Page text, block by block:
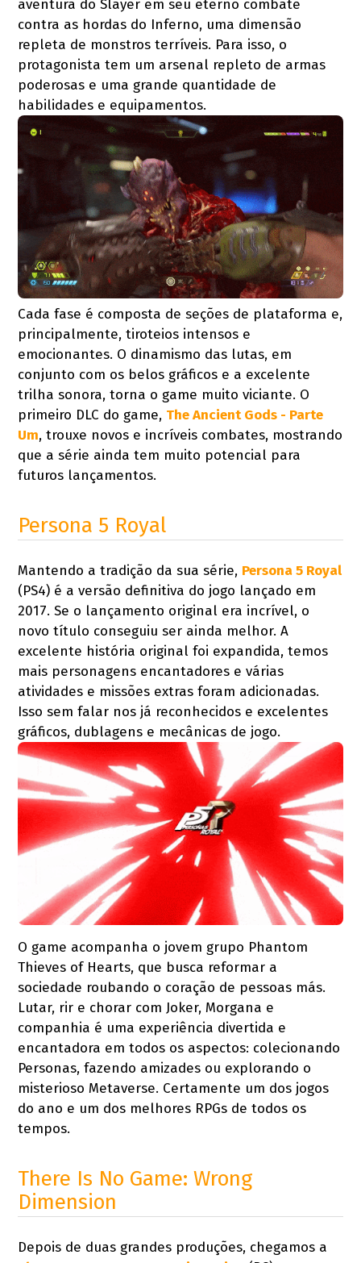
aventura do Slayer em seu eterno combate
contra as hordas do Inferno, uma dimensão
repleta de monstros terríveis. Para isso, o
protagonista tem um arsenal repleto de armas
poderosas e uma grande quantidade de
habilidades e equipamentos.
Cada fase é composta de seções de plataforma e,
principalmente, tiroteios intensos e
emocionantes. O dinamismo das lutas, em
conjunto com os belos gráficos e a excelente
trilha sonora, torna o game muito viciante. O
primeiro DLC do game, The Ancient Gods - Parte
Um, trouxe novos e incríveis combates, mostrando
que a série ainda tem muito potencial para
futuros lançamentos.
Persona 5 Royal
Mantendo a tradição da sua série, Persona 5 Royal
(PS4) é a versão definitiva do jogo lançado em
2017. Se o lançamento original era incrível, o
novo título conseguiu ser ainda melhor. A
excelente história original foi expandida, temos
mais personagens encantadores e várias
atividades e missões extras foram adicionadas.
Isso sem falar nos já reconhecidos e excelentes
gráficos, dublagens e mecânicas de jogo.
O game acompanha o jovem grupo Phantom
Thieves of Hearts, que busca reformar a
sociedade roubando o coração de pessoas más.
Lutar, rir e chorar com Joker, Morgana e
companhia é uma experiência divertida e
encantadora em todos os aspectos: colecionando
Personas, fazendo amizades ou explorando o
misterioso Metaverse. Certamente um dos jogos
do ano e um dos melhores RPGs de todos os
tempos.
There Is No Game: Wrong
Dimension
Depois de duas grandes produções, chegamos a